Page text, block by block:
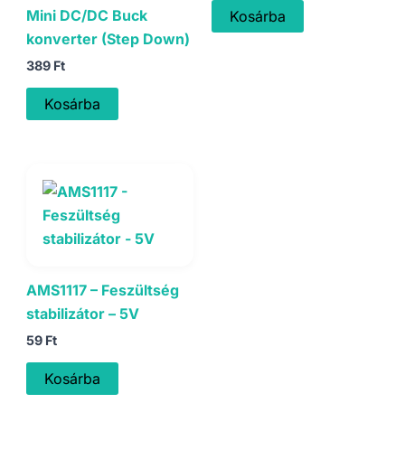
Mini DC/DC Buck
konverter (Step Down)
389 Ft
Kosárba
was:
249 Ft.
Kosárba
AMS1117 – Feszültség
stabilizátor – 5V
59 Ft
Kosárba